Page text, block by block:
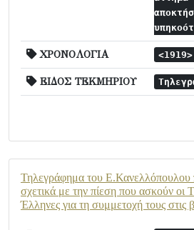
ΧΡΟΝΟΛΟΓΙΑ
ΕΙΔΟΣ ΤΕΚΜΗΡΙΟΥ
Τηλεγράφημα του Ε.Κανελλόπουλου
σχετικά με την πίεση που ασκούν οι
Έλληνες για τη συμμετοχή τους στις